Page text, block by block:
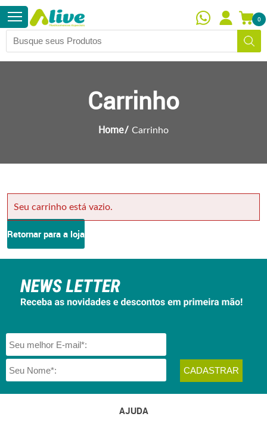
0
Carrinho
Home Carrinho
Seu carrinho está vazio.
Retornar para a loja
AJUDA